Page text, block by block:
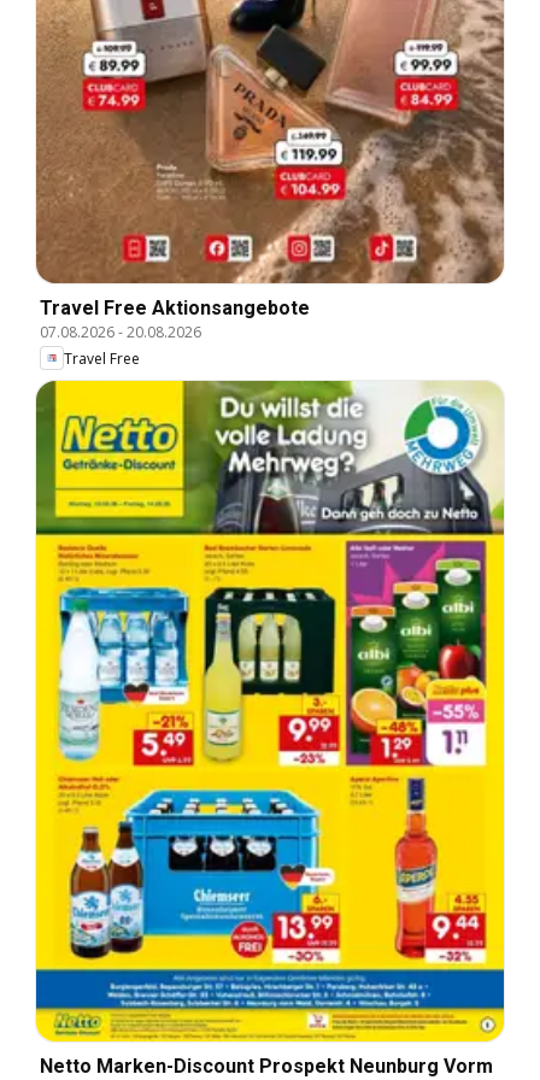
Travel Free Aktionsangebote
07.08.2026-20.08.2026
Travel Free
Netto Marken-Discount Prospekt Neunburg Vorm